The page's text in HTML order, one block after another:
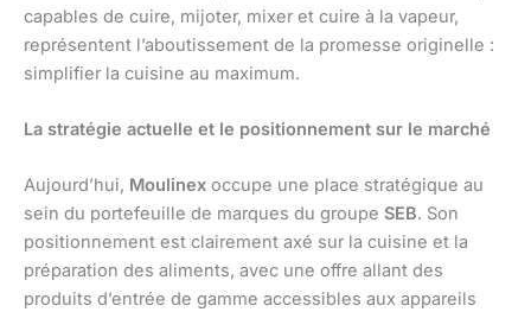
capables de cuire, mijoter, mixer et cuire à la vapeur,
représentent l’aboutissement de la promesse originelle :
simplifier la cuisine au maximum.
La stratégie actuelle et le positionnement sur le marché
Aujourd’hui, Moulinex occupe une place stratégique au
sein du portefeuille de marques du groupe SEB. Son
positionnement est clairement axé sur la cuisine et la
préparation des aliments, avec une offre allant des
produits d’entrée de gamme accessibles aux appareils